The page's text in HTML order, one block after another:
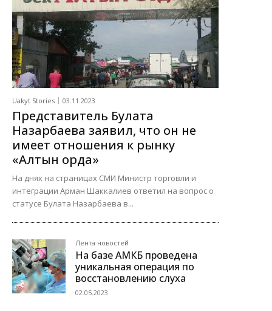
Uakyt Stories 03.11.2023
Представитель Булата
Назарбаева заявил, что он не
имеет отношения к рынку
«Алтын орда»
На днях на страницах СМИ Министр торговли и
интеграции Арман Шаккалиев ответил на вопрос о
статусе Булата Назарбаева в...
Лента новостей
На базе АМКБ проведена
уникальная операция по
восстановлению слуха
02.05.2023